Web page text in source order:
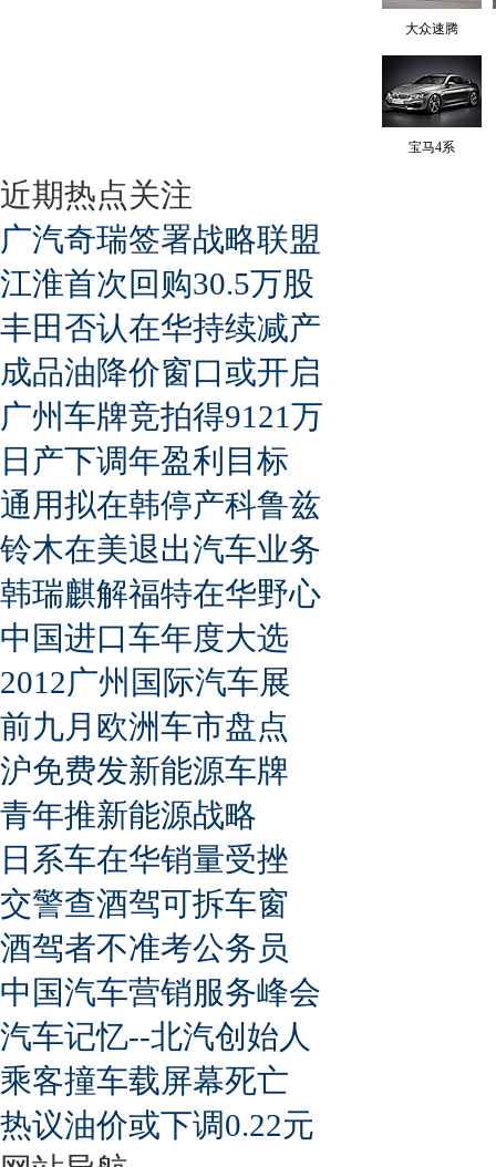
大众速腾
宝马4系
近期热点关注
广汽奇瑞签署战略联盟
江淮首次回购30.5万股
丰田否认在华持续减产
成品油降价窗口或开启
广州车牌竞拍得9121万
日产下调年盈利目标
通用拟在韩停产科鲁兹
铃木在美退出汽车业务
韩瑞麒解福特在华野心
中国进口车年度大选
2012广州国际汽车展
前九月欧洲车市盘点
沪免费发新能源车牌
青年推新能源战略
日系车在华销量受挫
交警查酒驾可拆车窗
酒驾者不准考公务员
中国汽车营销服务峰会
汽车记忆--北汽创始人
乘客撞车载屏幕死亡
热议油价或下调0.22元